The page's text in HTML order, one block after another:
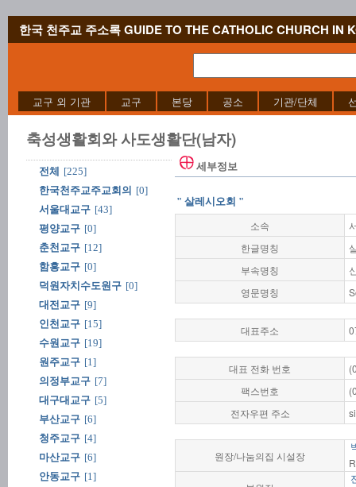
한국 천주교 주소록 GUIDE TO THE CATHOLIC CHURCH IN
교구 외 기관 교구 본당 공소 기관/단체
축성생활회와 사도생활단(남자)
전체
[225]
한국천주교주교회의 [0]
서울대교구 [43]
평양교구 [0]
춘천교구 [12]
함흥교구 [0]
덕원자치수도원구 [0]
대전교구 [9]
인천교구 [15]
수원교구 [19]
원주교구 [1]
의정부교구 [7]
대구대교구 [5]
부산교구 [6]
청주교구 [4]
마산교구 [6]
안동교구 [1]
세부정보
" 살레시오회 "
소속
한글명칭
부속명칭
영문명칭
대표주소
대표 전화 번호
팩스번호
전자우편 주소
원장/나눔의집 시설장